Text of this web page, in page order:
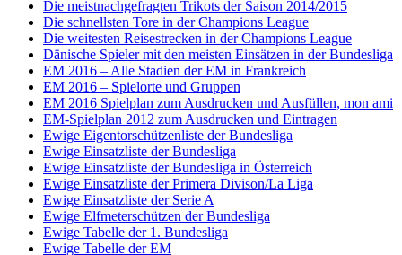
Die meistnachgefragten Trikots der Saison 2014/2015
Die schnellsten Tore in der Champions League
Die weitesten Reisestrecken in der Champions League
Dänische Spieler mit den meisten Einsätzen in der Bundesliga
EM 2016 – Alle Stadien der EM in Frankreich
EM 2016 – Spielorte und Gruppen
EM 2016 Spielplan zum Ausdrucken und Ausfüllen, mon ami
EM-Spielplan 2012 zum Ausdrucken und Eintragen
Ewige Eigentorschützenliste der Bundesliga
Ewige Einsatzliste der Bundesliga
Ewige Einsatzliste der Bundesliga in Österreich
Ewige Einsatzliste der Primera Divison/La Liga
Ewige Einsatzliste der Serie A
Ewige Elfmeterschützen der Bundesliga
Ewige Tabelle der 1. Bundesliga
Ewige Tabelle der EM